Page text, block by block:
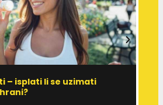
– isplati li se uzimati